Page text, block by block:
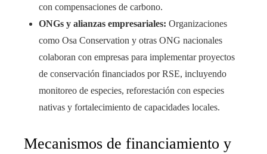
con compensaciones de carbono.
ONGs y alianzas empresariales: Organizaciones
como Osa Conservation y otras ONG nacionales
colaboran con empresas para implementar proyectos
de conservación financiados por RSE, incluyendo
monitoreo de especies, reforestación con especies
nativas y fortalecimiento de capacidades locales.
Mecanismos de financiamiento y